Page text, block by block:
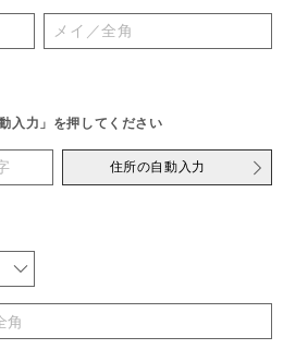
入力」を押してください
住所の自動入力